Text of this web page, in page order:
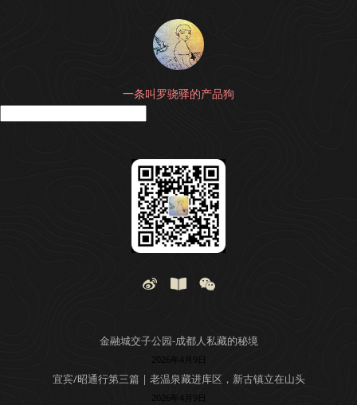
一条叫罗骁驿的产品狗
金融城交子公园-成都人私藏的秘境
2026年4月9日
宜宾/昭通行第三篇 | 老温泉藏进库区，新古镇立在山头
2026年4月9日